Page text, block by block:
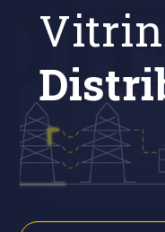
Buscar